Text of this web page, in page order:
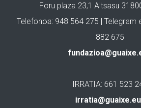
Foru plaza 23,1 Altsasu
Telefonoa: 948 564 275 | Telegram
882 675
IRRATIA: 661 523